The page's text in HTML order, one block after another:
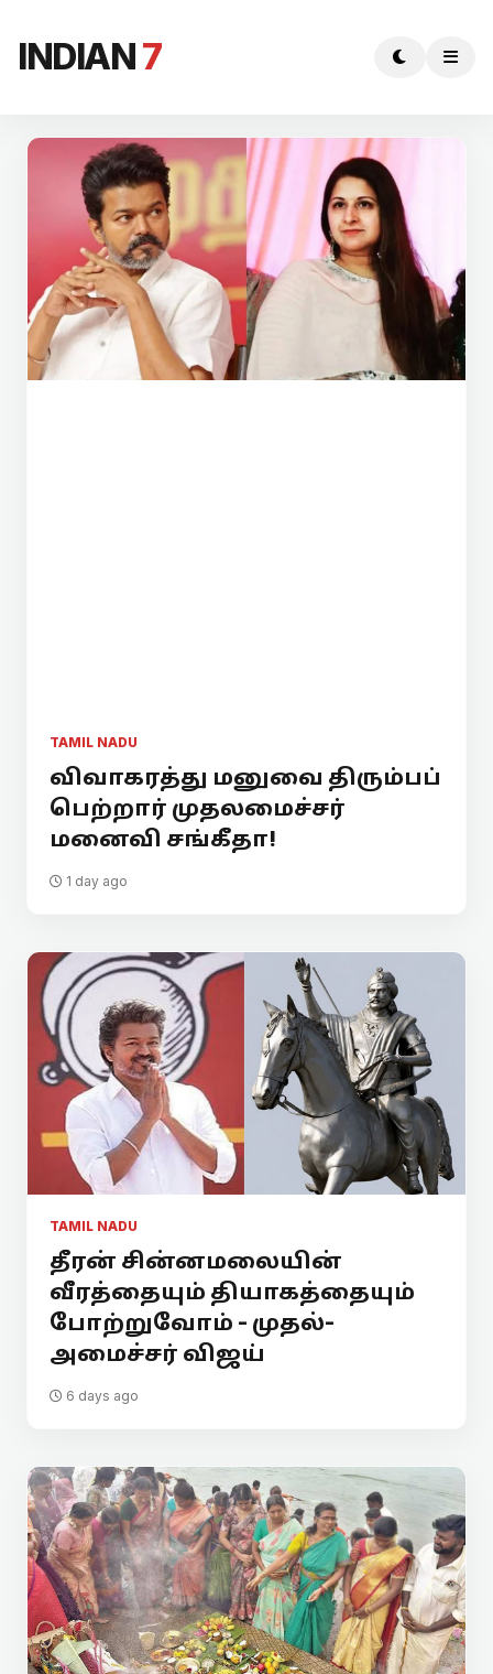
INDIAN7
TAMIL NADU
விவாகரத்து மனுவை திரும்பப்
பெற்றார் முதலமைச்சர்
மனைவி சங்கீதா!
1 day ago
TAMIL NADU
தீரன் சின்னமலையின்
வீரத்தையும் தியாகத்தையும்
போற்றுவோம் - முதல்-
அமைச்சர் விஜய்
6 days ago